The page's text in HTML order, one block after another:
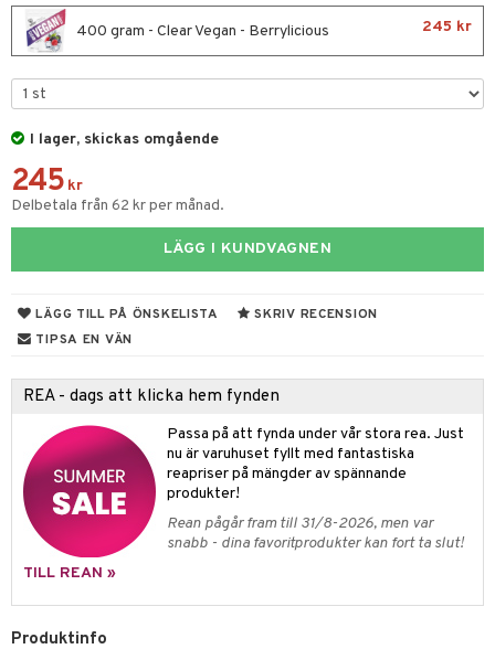
400 gram - Clear Vegan - Berrylicious 245 kr
I lager, skickas omgående
245 kr
Delbetala från 62 kr per månad.
LÄGG I KUNDVAGNEN
LÄGG TILL PÅ ÖNSKELISTA
SKRIV RECENSION
TIPSA EN VÄN
REA - dags att klicka hem fynden
Passa på att fynda under vår stora rea. Just
nu är varuhuset fyllt med fantastiska
reapriser på mängder av spännande
produkter!
Rean pågår fram till 31/8-2026, men var
snabb - dina favoritprodukter kan fort ta slut!
TILL REAN »
Produktinfo
svar